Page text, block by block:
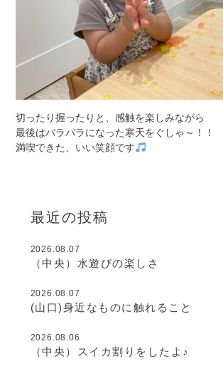
切ったり握ったりと、感触を楽しみながら
最後はバラバラになった寒天をぐしゃ～！！
満喫できた、いい笑顔です
最近の投稿
2026.08.07
（中央）水遊びの楽しさ
2026.08.07
(山口)身近なものに触れること
2026.08.06
（中央）スイカ割りをしたよ♪